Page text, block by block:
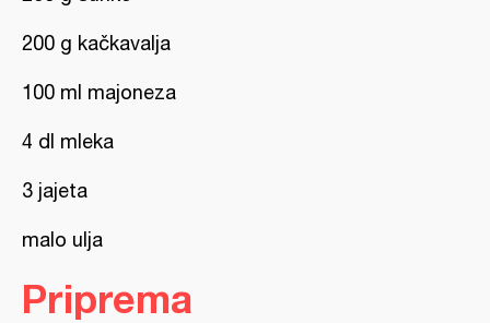
200 g kačkavalja
100 ml majoneza
4 dl mleka
3 jajeta
malo ulja
Priprema